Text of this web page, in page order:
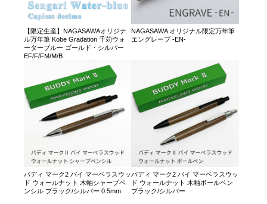
【限定生産】NAGASAWAオリジナ
ル万年筆 Kobe Gradation 千苅ウォ
ーターブルー ゴールド・シルバー
EF/F/FM/M/B
NAGASAWA オリジナル限定万年筆
エングレーブ -EN-
バディ マーク2 バイ マーベラスウッ
ド ウォールナット 木軸シャープペ
ンシル ブラック/シルバー 0.5mm
バディ マーク2 バイ マーベラスウッ
ド ウォールナット 木軸ボールペン
ブラック/シルバー